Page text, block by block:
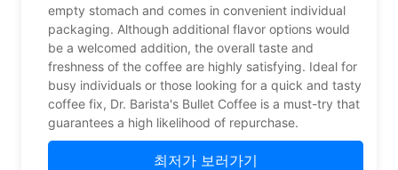
empty stomach and comes in convenient individual
packaging. Although additional flavor options would
be a welcomed addition, the overall taste and
freshness of the coffee are highly satisfying. Ideal for
busy individuals or those looking for a quick and tasty
coffee fix, Dr. Barista's Bullet Coffee is a must-try that
guarantees a high likelihood of repurchase.
최저가 보러가기